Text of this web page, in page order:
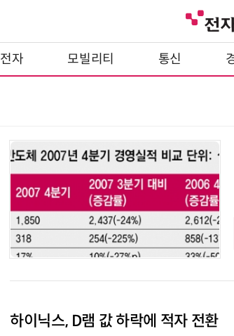
전자 모빌리티 통신
하이닉스, D램 값 하락에 적자 전환